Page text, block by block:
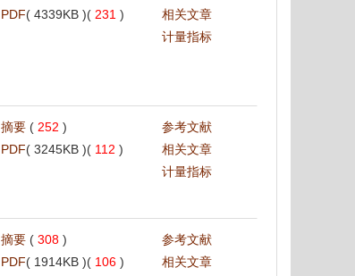
PDF( 4339KB )( 231 )
相关文章
计量指标
摘要 ( 252 )
PDF( 3245KB )( 112 )
参考文献
相关文章
计量指标
摘要 ( 308 )
PDF( 1914KB )( 106 )
参考文献
相关文章